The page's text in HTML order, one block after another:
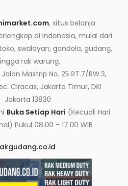
, situs belanja
di Indonesia, mulai dari
swalayan, gondola, gudang,
rak warung.
Jalan Mastrip No. 25 RT.7/RW.3,
Ciracas, Jakarta Timur, DKI
Jakarta 13830
Buka Setiap Hari (Kecuali Hari
Pukul 08.00 – 17.00 WIB